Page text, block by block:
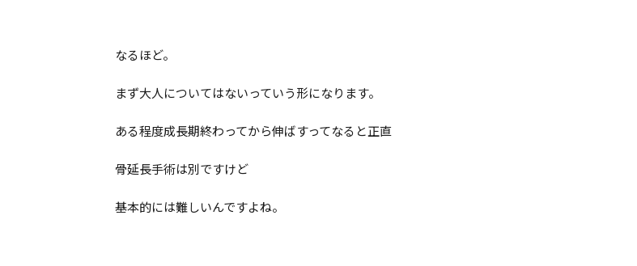
なるほど。
まず大人についてはないっていう形になります。
ある程度成長期終わってから伸ばすってなると正直
骨延長手術は別ですけど
基本的には難しいんですよね。